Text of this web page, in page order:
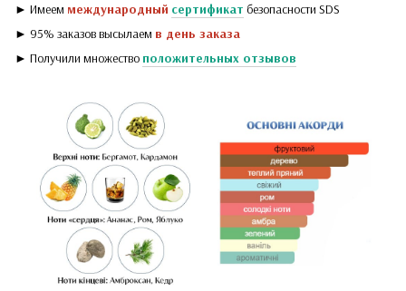
► Имеем международный сертификат безопасности SDS
► 95% заказов высылаем в день заказа
► Получили множество положительных отзывов